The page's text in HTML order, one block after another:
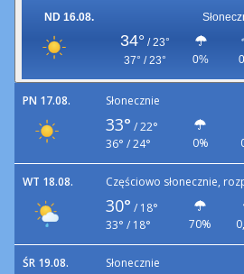
ND 16.08.
34° / 23°
37° / 23°
0%
PN 17.08. Słonecznie
33° / 22°
36° / 24°
0%
WT 18.08. Częściowo słonecznie,
30° / 18°
33° / 18°
70%
ŚR 19.08. Słonecznie